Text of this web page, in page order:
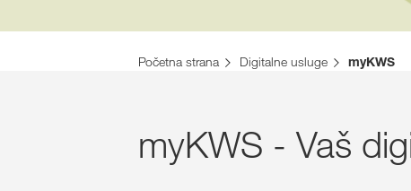
Početna strana Digitalne usluge myKWS
myKWS - Vaš